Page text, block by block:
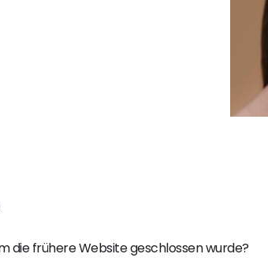
die frühere Website geschlossen wurde?